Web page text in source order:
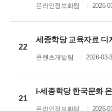
온라인정보화팀 2026-
22
세종학당 교육자료 디
콘텐츠개발팀 2026-03-
21
i-세종학당 한국문화
온라인정보화팀 2026-